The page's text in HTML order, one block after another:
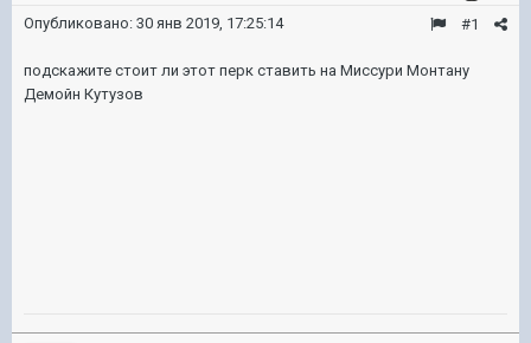
#1
Опубликовано: 30 янв 2019, 17:25:14
подскажите стоит ли этот перк ставить на Миссури Монтану
Демойн Кутузов